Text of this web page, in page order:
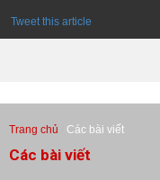
Tweet this article
Trang chủ Các bài viết
Các bài viết